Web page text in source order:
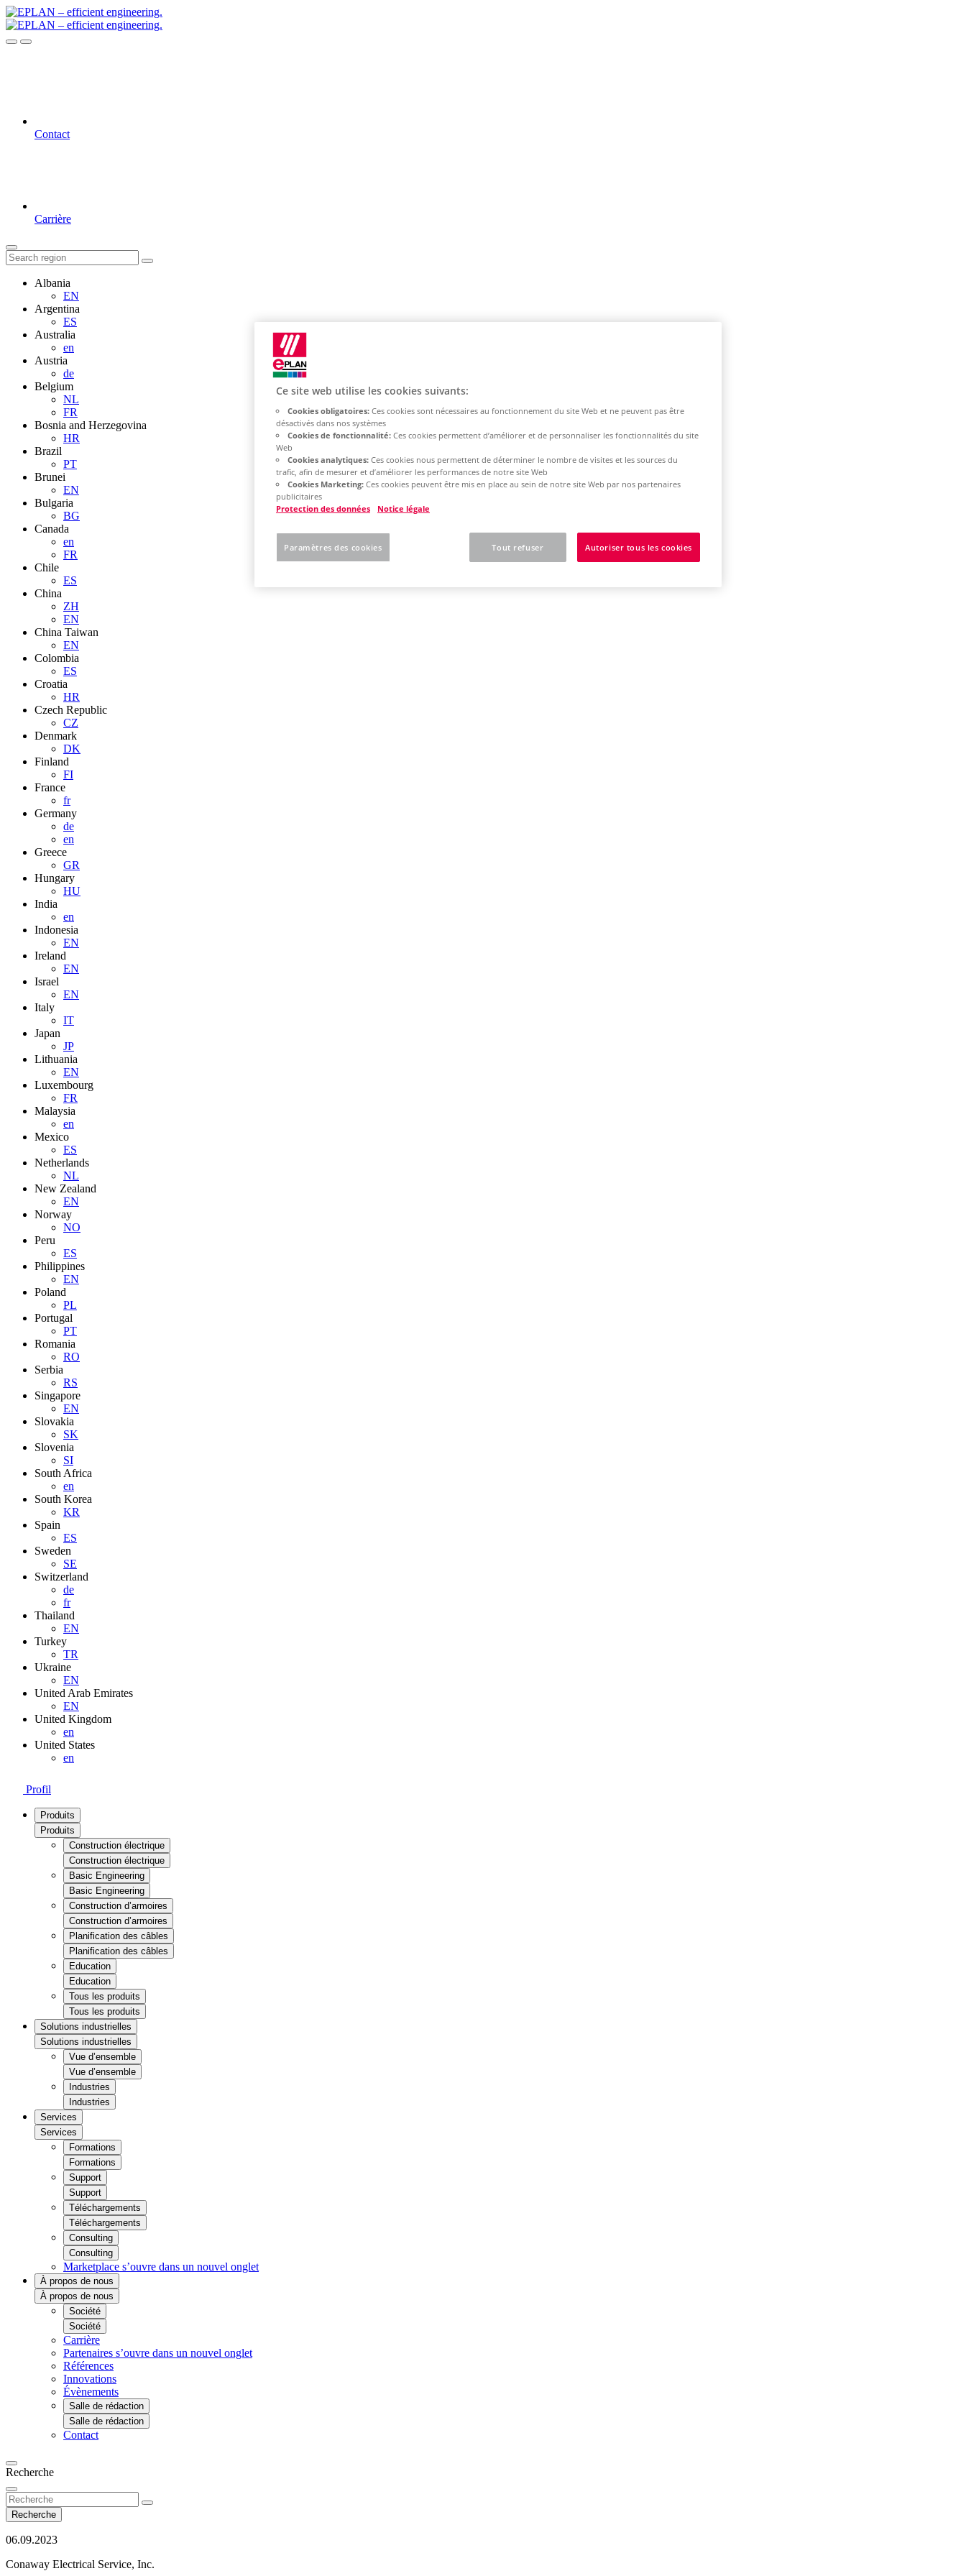
Contact
Carrière
Albania
EN
Argentina
ES
Australia
en
Austria
de
Belgium
NL
FR
Bosnia and Herzegovina
HR
Brazil
PT
Brunei
EN
Bulgaria
BG
Canada
en
FR
Chile
ES
China
ZH
EN
China Taiwan
EN
Colombia
ES
Croatia
HR
Czech Republic
CZ
Denmark
DK
Finland
FI
France
fr
Germany
de
en
Greece
GR
Hungary
HU
India
en
Indonesia
EN
Ireland
EN
Israel
EN
Italy
IT
Japan
JP
Lithuania
EN
Luxembourg
FR
Malaysia
en
Mexico
ES
Netherlands
NL
New Zealand
EN
Norway
NO
Peru
ES
Philippines
EN
Poland
PL
Portugal
PT
Romania
RO
Serbia
RS
Singapore
EN
Slovakia
SK
Slovenia
SI
South Africa
en
South Korea
KR
Spain
ES
Sweden
SE
Switzerland
de
fr
Thailand
EN
Turkey
TR
Ukraine
EN
United Arab Emirates
EN
United Kingdom
en
United States
en
Profil
Produits
Produits
Construction électrique
Construction électrique
Basic Engineering
Basic Engineering
Construction d’armoires
Construction d’armoires
Planification des câbles
Planification des câbles
Education
Education
Tous les produits
Tous les produits
Solutions industrielles
Solutions industrielles
Vue d’ensemble
Vue d’ensemble
Industries
Industries
Services
Services
Formations
Formations
Support
Support
Téléchargements
Téléchargements
Consulting
Consulting
Marketplace s’ouvre dans un nouvel onglet
À propos de nous
À propos de nous
Société
Société
Carrière
Partenaires s’ouvre dans un nouvel onglet
Références
Innovations
Évènements
Salle de rédaction
Salle de rédaction
Contact
Recherche
Recherche
06.09.2023
Conaway Electrical Service, Inc.
Ce site web utilise les cookies suivants:
Cookies obligatoires: Ces cookies sont nécessaires au fonctionnement du site Web et ne peuvent pas être
désactivés dans nos systèmes
Cookies de fonctionnalité: Ces cookies permettent d’améliorer et de personnaliser les fonctionnalités du site
Web
Cookies analytiques: Ces cookies nous permettent de déterminer le nombre de visites et les sources du
trafic, afin de mesurer et d’améliorer les performances de notre site Web
Cookies Marketing: Ces cookies peuvent être mis en place au sein de notre site Web par nos partenaires
publicitaires
Protection des données
Notice légale
Tout refuser Autoriser tous les cookies
Paramètres des cookies